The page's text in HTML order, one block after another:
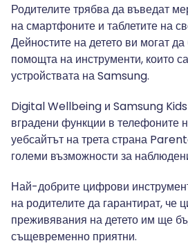
Родителите трябва да въведат
на смартфоните и таблетите на
Дейностите на детето ви могат
помощта на инструменти, които
устройствата на Samsung.
Digital Wellbeing и Samsung Kids
вградени функции в телефоните
уебсайтът на трета страна
големи възможности за
Най-добрите цифрови
на родителите да гарантират, че
преживявания на детето им ще
същевременно приятни.